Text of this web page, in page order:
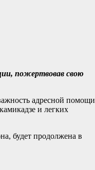
пожертвовав свою
адресной помощи
и легких
будет продолжена в